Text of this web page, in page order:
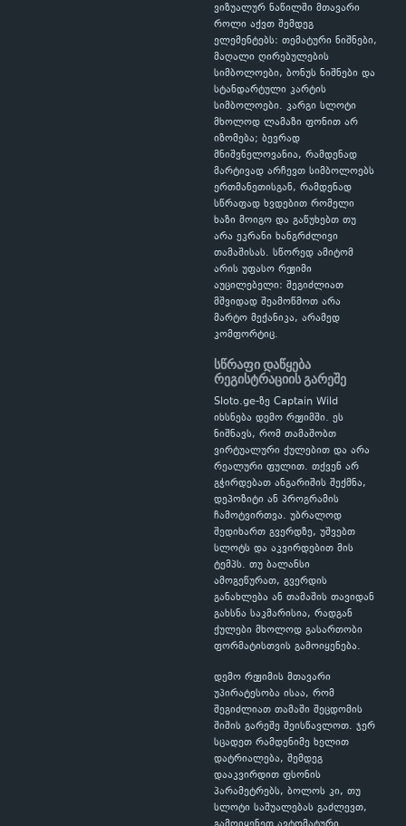
ვიზუალურ ნაწილში მთავარი
როლი აქვთ შემდეგ
ელემენტებს: თემატური ნიშნები,
მაღალი ღირებულების
სიმბოლოები, ბონუს ნიშნები და
სტანდარტული კარტის
სიმბოლოები. კარგი სლოტი
მხოლოდ ლამაზი ფონით არ
იზომება; ბევრად
მნიშვნელოვანია, რამდენად
მარტივად არჩევთ სიმბოლოებს
ერთმანეთისგან, რამდენად
სწრაფად ხვდებით რომელი
ხაზი მოიგო და გაწუხებთ თუ
არა ეკრანი ხანგრძლივი
თამაშისას. სწორედ ამიტომ
არის უფასო რეჟიმი
აუცილებელი: შეგიძლიათ
მშვიდად შეამოწმოთ არა
მარტო მექანიკა, არამედ
კომფორტიც.
სწრაფი დაწყება
რეგისტრაციის გარეშე
Sloto.ge-ზე Captain Wild
იხსნება დემო რეჟიმში. ეს
ნიშნავს, რომ თამაშობთ
ვირტუალური ქულებით და არა
რეალური ფულით. თქვენ არ
გჭირდებათ ანგარიშის შექმნა,
დეპოზიტი ან პროგრამის
ჩამოტვირთვა. უბრალოდ
შედიხართ გვერდზე, უშვებთ
სლოტს და აკვირდებით მის
ტემპს. თუ ბალანსი
ამოგეწურათ, გვერდის
განახლება ან თამაშის თავიდან
გახსნა საკმარისია, რადგან
ქულები მხოლოდ გასართობი
ფორმატისთვის გამოიყენება.
დემო რეჟიმის მთავარი
უპირატესობა ისაა, რომ
შეგიძლიათ თამაში შეცდომის
შიშის გარეშე შეისწავლოთ. ჯერ
სცადეთ რამდენიმე ხელით
დატრიალება, შემდეგ
დააკვირდით ფსონის
პარამეტრებს, ბოლოს კი, თუ
სლოტი საშუალებას გაძლევთ,